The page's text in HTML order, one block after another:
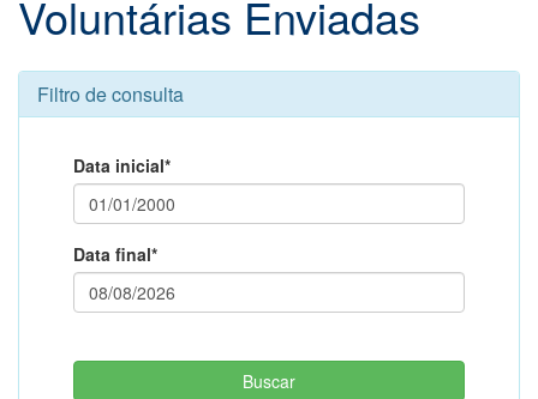
Voluntárias Enviadas
Filtro de consulta
Data inicial*
Data final*